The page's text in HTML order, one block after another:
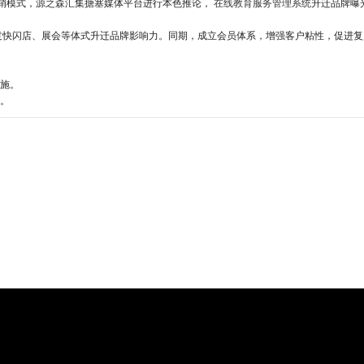
模式， 源之森汇集搪塞媒体平台进行本色推论， 在线教育服务管理系统升迁品牌曝
闪店、展会等体式升迁品牌影响力。同期，成立会员体系，增强客户粘性，促进
。